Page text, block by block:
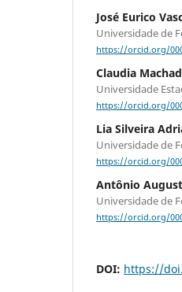
José Eurico
Universidade de
https://orcid.org/
Claudia
Universidade
https://orcid.org/
Lia Silveira
Universidade de
https://orcid.org/
Antônio
Universidade de
https://orcid.org/
DOI: https://